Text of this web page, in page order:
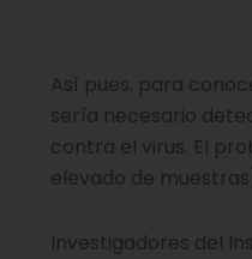
Así pues, para
sería necesario
contra el virus. El
elevado de
Investigadores del